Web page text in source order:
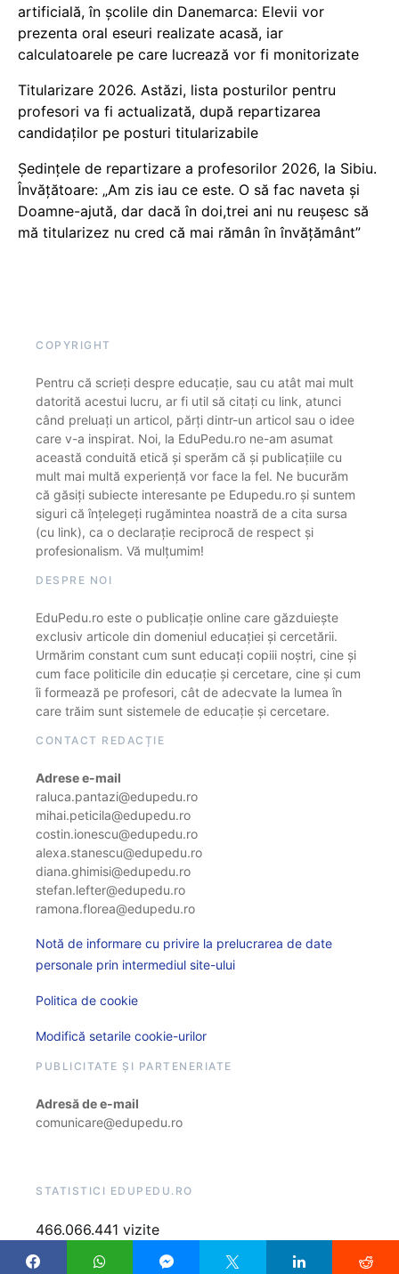
artificială, în școlile din Danemarca: Elevii vor
prezenta oral eseuri realizate acasă, iar
calculatoarele pe care lucrează vor fi monitorizate
Titularizare 2026. Astăzi, lista posturilor pentru
profesori va fi actualizată, după repartizarea
candidaților pe posturi titularizabile
Ședințele de repartizare a profesorilor 2026, la Sibiu.
Învățătoare: „Am zis iau ce este. O să fac naveta și
Doamne-ajută, dar dacă în doi,trei ani nu reușesc să
mă titularizez nu cred că mai rămân în învățământ”
COPYRIGHT
Pentru că scrieți despre educație, sau cu atât mai mult
datorită acestui lucru, ar fi util să citați cu link, atunci
când preluați un articol, părți dintr-un articol sau o idee
care v-a inspirat. Noi, la EduPedu.ro ne-am asumat
această conduită etică și sperăm că și publicațiile cu
mult mai multă experiență vor face la fel. Ne bucurăm
că găsiți subiecte interesante pe Edupedu.ro și suntem
siguri că înțelegeți rugămintea noastră de a cita sursa
(cu link), ca o declarație reciprocă de respect și
profesionalism. Vă mulțumim!
DESPRE NOI
EduPedu.ro este o publicație online care găzduiește
exclusiv articole din domeniul educației și cercetării.
Urmărim constant cum sunt educați copiii noștri, cine și
cum face politicile din educație și cercetare, cine și cum
îi formează pe profesori, cât de adecvate la lumea în
care trăim sunt sistemele de educație și cercetare.
CONTACT REDACȚIE
Adrese e-mail
raluca.pantazi@edupedu.ro
mihai.peticila@edupedu.ro
costin.ionescu@edupedu.ro
alexa.stanescu@edupedu.ro
diana.ghimisi@edupedu.ro
stefan.lefter@edupedu.ro
ramona.florea@edupedu.ro
Notă de informare cu privire la prelucrarea de date
personale prin intermediul site-ului
Politica de cookie
Modifică setarile cookie-urilor
PUBLICITATE ȘI PARTENERIATE
Adresă de e-mail
comunicare@edupedu.ro
STATISTICI EDUPEDU.RO
466.066.441 vizite